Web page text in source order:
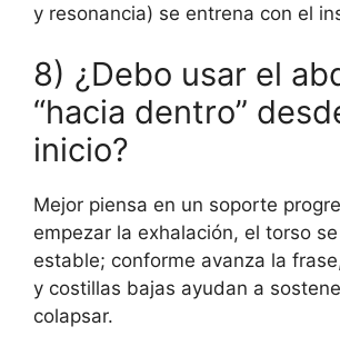
y resonancia) se entrena con el
8) ¿Debo usar el
“hacia dentro”
inicio?
Mejor piensa en un soporte
empezar la exhalación, el torso
estable; conforme avanza la
y costillas bajas ayudan a
colapsar.